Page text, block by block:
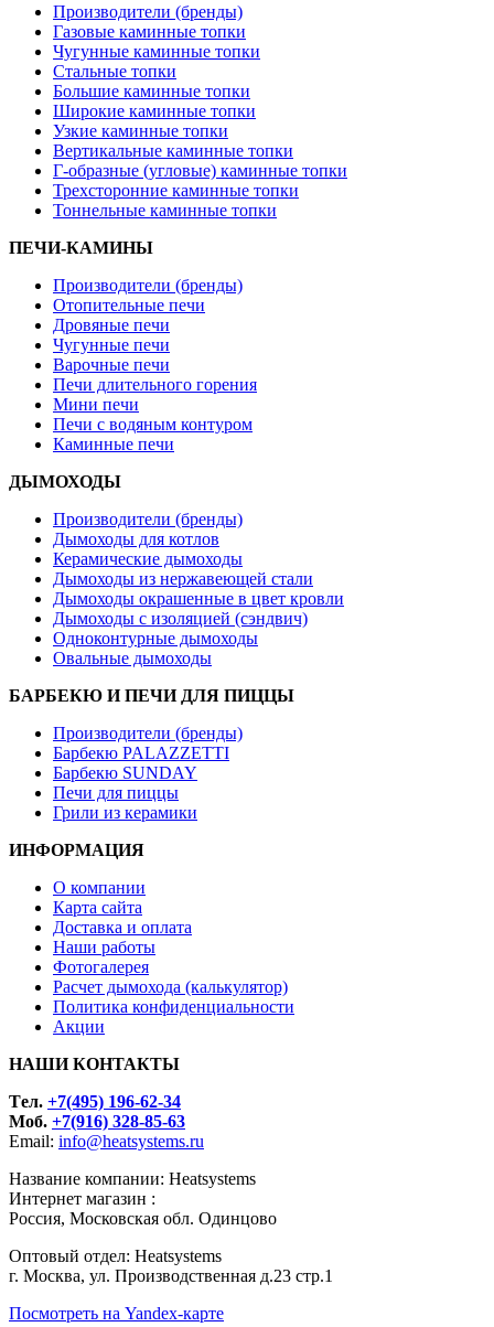
Производители (бренды)
Газовые каминные топки
Чугунные каминные топки
Стальные топки
Большие каминные топки
Широкие каминные топки
Узкие каминные топки
Вертикальные каминные топки
Г-образные (угловые) каминные топки
Трехсторонние каминные топки
Тоннельные каминные топки
ПЕЧИ-КАМИНЫ
Производители (бренды)
Отопительные печи
Дровяные печи
Чугунные печи
Варочные печи
Печи длительного горения
Мини печи
Печи с водяным контуром
Каминные печи
ДЫМОХОДЫ
Производители (бренды)
Дымоходы для котлов
Керамические дымоходы
Дымоходы из нержавеющей стали
Дымоходы окрашенные в цвет кровли
Дымоходы с изоляцией (сэндвич)
Одноконтурные дымоходы
Овальные дымоходы
БАРБЕКЮ И ПЕЧИ ДЛЯ ПИЦЦЫ
Производители (бренды)
Барбекю PALAZZETTI
Барбекю SUNDAY
Печи для пиццы
Грили из керамики
ИНФОРМАЦИЯ
О компании
Карта сайта
Доставка и оплата
Наши работы
Фотогалерея
Расчет дымохода (калькулятор)
Политика конфиденциальности
Акции
НАШИ КОНТАКТЫ
Tел. +7(495) 196-62-34
Моб. +7(916) 328-85-63
Email: info@heatsystems.ru
Название компании: Heatsystems
Интернет магазин :
Россия, Московская обл. Одинцово
Оптовый отдел: Heatsystems
г. Москва, ул. Производственная д.23 стр.1
Посмотреть на Yandex-карте